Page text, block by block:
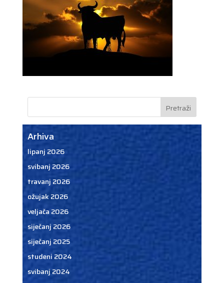
Arhiva
lipanj 2026
svibanj 2026
travanj 2026
ožujak 2026
veljača 2026
siječanj 2026
siječanj 2025
studeni 2024
svibanj 2024